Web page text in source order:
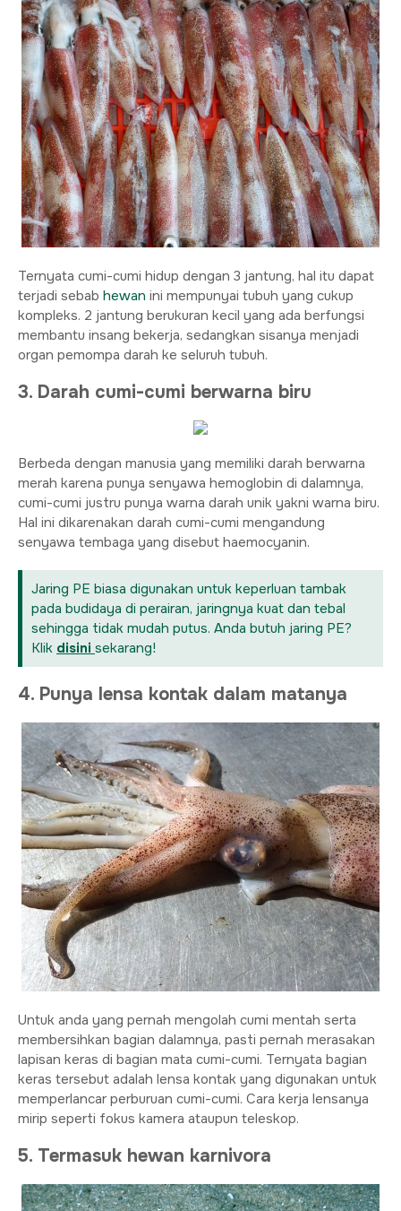
Ternyata cumi-cumi hidup dengan 3 jantung, hal itu dapat
terjadi sebab hewan ini mempunyai tubuh yang cukup
kompleks. 2 jantung berukuran kecil yang ada berfungsi
membantu insang bekerja, sedangkan sisanya menjadi
organ pemompa darah ke seluruh tubuh.
3. Darah cumi-cumi berwarna biru
Berbeda dengan manusia yang memiliki darah berwarna
merah karena punya senyawa hemoglobin di dalamnya,
cumi-cumi justru punya warna darah unik yakni warna biru.
Hal ini dikarenakan darah cumi-cumi mengandung
senyawa tembaga yang disebut haemocyanin.
Jaring PE biasa digunakan untuk keperluan tambak
pada budidaya di perairan, jaringnya kuat dan tebal
sehingga tidak mudah putus. Anda butuh jaring PE?
Klik disini sekarang!
4. Punya lensa kontak dalam matanya
Untuk anda yang pernah mengolah cumi mentah serta
membersihkan bagian dalamnya, pasti pernah merasakan
lapisan keras di bagian mata cumi-cumi. Ternyata bagian
keras tersebut adalah lensa kontak yang digunakan untuk
memperlancar perburuan cumi-cumi. Cara kerja lensanya
mirip seperti fokus kamera ataupun teleskop.
5. Termasuk hewan karnivora